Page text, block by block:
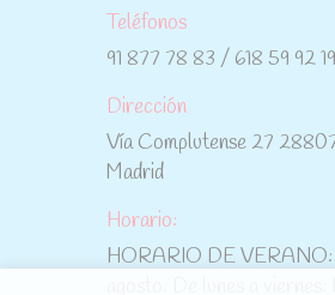
Teléfonos
91 877 78 83 / 618 59 92 19
Dirección
Vía Complutense 27
Madrid
Horario:
HORARIO DE VERANO: